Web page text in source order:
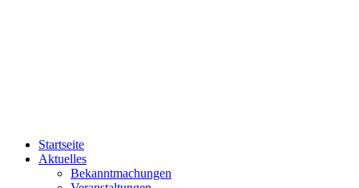
Startseite
Aktuelles
Bekanntmachungen